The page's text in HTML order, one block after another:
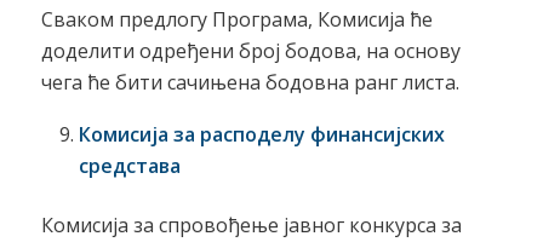
Сваком предлогу Програма, Комисија ће
доделити одређени број бодова, на основу
чега ће бити сачињена бодовна ранг листа.
Комисија за расподелу финансијских
средстава
Комисија за спровођење јавног конкурса за